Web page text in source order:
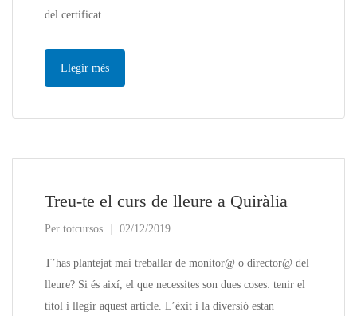
del certificat.
Llegir més
Treu-te el curs de lleure a Quiràlia
Per totcursos 02/12/2019
T’has plantejat mai treballar de monitor@ o director@ del
lleure? Si és així, el que necessites son dues coses: tenir el
títol i llegir aquest article. L’èxit i la diversió estan